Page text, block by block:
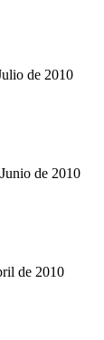
de 2010
de 2010
de 2010